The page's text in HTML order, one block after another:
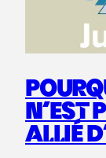
N’EST
ALLIÉ